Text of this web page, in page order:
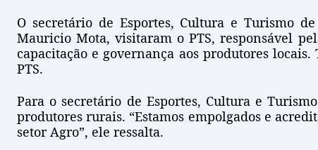
O secretário de Esportes, Cultura e Turismo
Mauricio Mota, visitaram o PTS, responsável
capacitação e governança aos produtores
PTS.
Para o secretário de Esportes, Cultura e
produtores rurais. “Estamos empolgados e
setor Agro”, ele ressalta.